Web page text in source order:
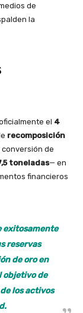
de
la
el 4
recomposición
de
toneladas— en
financieros
exitosamente
reservas
de oro en
objetivo de
los activos